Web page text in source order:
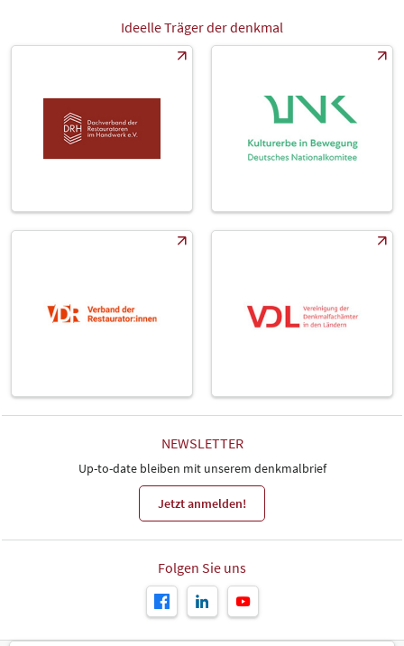
Ideelle Träger der denkmal
NEWSLETTER
Up-to-date bleiben mit unserem denkmalbrief
Jetzt anmelden!
Folgen Sie uns